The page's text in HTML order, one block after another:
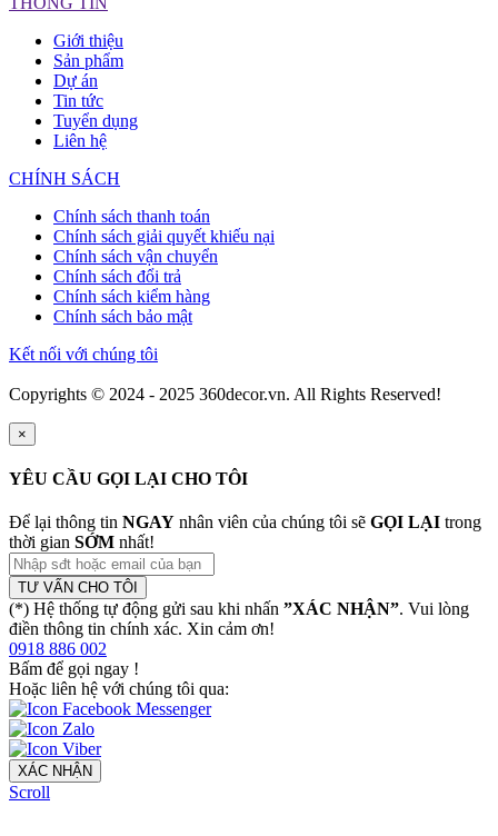
Giới thiệu
Sản phẩm
Dự án
Tin tức
Tuyển dụng
Liên hệ
CHÍNH SÁCH
Chính sách thanh toán
Chính sách giải quyết khiếu nại
Chính sách vận chuyển
Chính sách đổi trả
Chính sách kiểm hàng
Chính sách bảo mật
Kết nối với chúng tôi
Copyrights © 2024 - 2025 360decor.vn. All Rights Reserved!
×
YÊU CẦU GỌI LẠI CHO TÔI
Để lại thông tin NGAY nhân viên của chúng tôi sẽ GỌI LẠI trong
thời gian SỚM nhất!
TƯ VẤN CHO TÔI
(*) Hệ thống tự động gửi sau khi nhấn ”XÁC NHẬN”. Vui lòng
điền thông tin chính xác. Xin cảm ơn!
0918 886 002
Bấm để gọi ngay !
Hoặc liên hệ với chúng tôi qua:
XÁC NHẬN
Scroll